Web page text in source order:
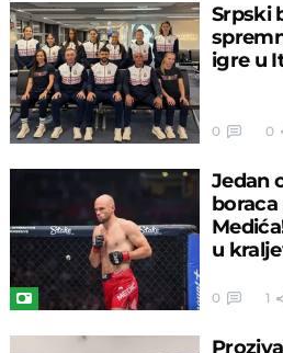
Srpski
igre u
0 0
Jedan
u
0 1